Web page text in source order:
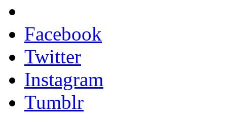
Facebook
Twitter
Instagram
Tumblr